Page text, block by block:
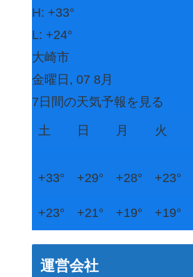
H: +33°
L: +24°
大崎市
金曜日, 07 8月
7日間の天気予報を見る
土 日 月 火
+33° +29° +28° +23°
+23° +21° +19° +19°
運営会社